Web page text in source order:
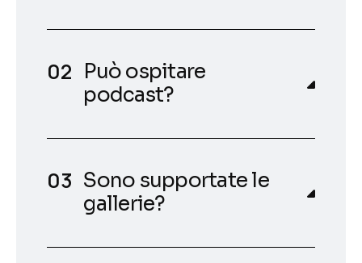
Può ospitare
podcast?
Sono supportate le
gallerie?